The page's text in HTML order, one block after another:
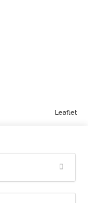
Leaflet